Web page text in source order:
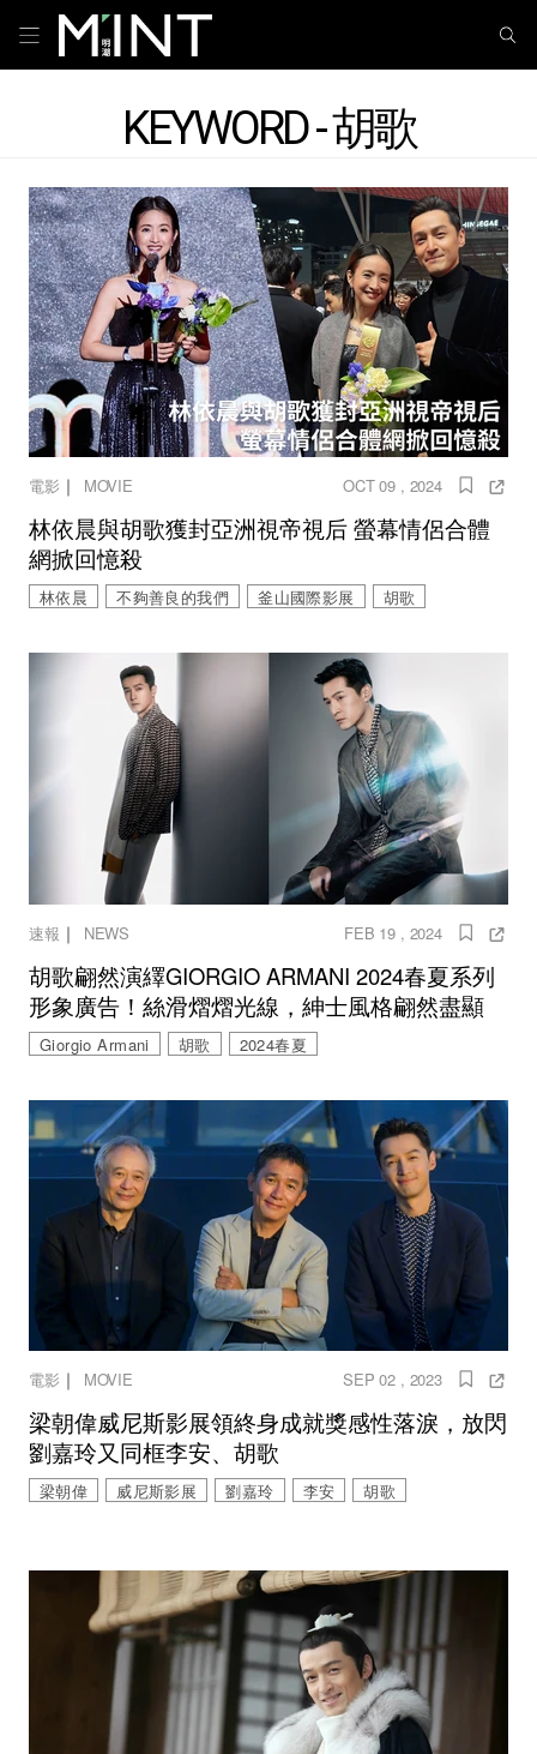
KEYWORD - 胡歌
電影 ｜ MOVIE OCT 09 , 2024
林依晨與胡歌獲封亞洲視帝視后 螢幕情侶合體
網掀回憶殺
林依晨 不夠善良的我們 釜山國際影展 胡歌
速報 ｜ NEWS FEB 19 , 2024
胡歌翩然演繹GIORGIO ARMANI 2024春夏系列
形象廣告！絲滑熠熠光線，紳士風格翩然盡顯
Giorgio Armani 胡歌 2024春夏
電影 ｜ MOVIE SEP 02 , 2023
梁朝偉威尼斯影展領終身成就獎感性落淚，放閃
劉嘉玲又同框李安、胡歌
梁朝偉 威尼斯影展 劉嘉玲 李安 胡歌